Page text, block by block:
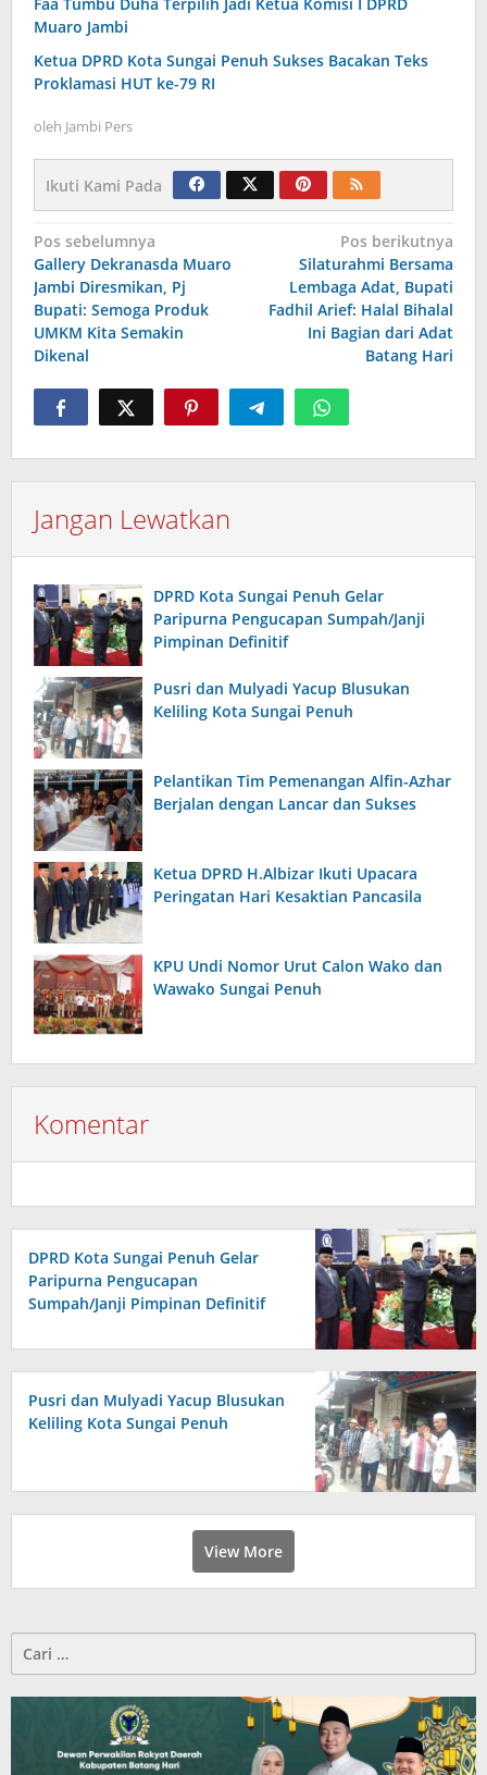
Muaro Jambi
Ketua DPRD Kota Sungai Penuh Sukses Bacakan Teks
Proklamasi HUT ke-79 RI
oleh Jambi Pers
Ikuti Kami Pada
Navigasi
pos
Pos sebelumnya
Gallery Dekranasda Muaro
Jambi Diresmikan, Pj
Bupati: Semoga Produk
UMKM Kita Semakin
Dikenal
Pos berikutnya
Silaturahmi Bersama
Lembaga Adat, Bupati
Fadhil Arief: Halal Bihalal
Ini Bagian dari Adat
Batang Hari
Jangan Lewatkan
DPRD Kota Sungai Penuh Gelar
Paripurna Pengucapan Sumpah/Janji
Pimpinan Definitif
Pusri dan Mulyadi Yacup Blusukan
Keliling Kota Sungai Penuh
Pelantikan Tim Pemenangan Alfin-Azhar
Berjalan dengan Lancar dan Sukses
Ketua DPRD H.Albizar Ikuti Upacara
Peringatan Hari Kesaktian Pancasila
KPU Undi Nomor Urut Calon Wako dan
Wawako Sungai Penuh
Komentar
DPRD Kota Sungai Penuh Gelar
Paripurna Pengucapan
Sumpah/Janji Pimpinan Definitif
Pusri dan Mulyadi Yacup Blusukan
Keliling Kota Sungai Penuh
View More
Cari
untuk: